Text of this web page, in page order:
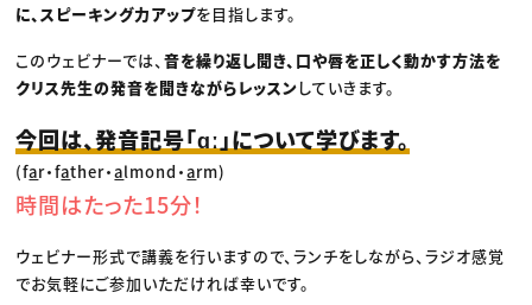
プロフェッショナル×つながる×メディア
に、スピーキング力アップを目指します。
このウェビナーでは、音を繰り返し聞き、口や唇を正しく動かす方法を
クリス先生の発音を聞きながらレッスンしていきます。
今回は、発音記号「ɑː」について学びます。
(far・father・almond・arm)
時間はたった15分！
ウェビナー形式で講義を行いますので、ランチをしながら、ラジオ感覚
でお気軽にご参加いただければ幸いです。